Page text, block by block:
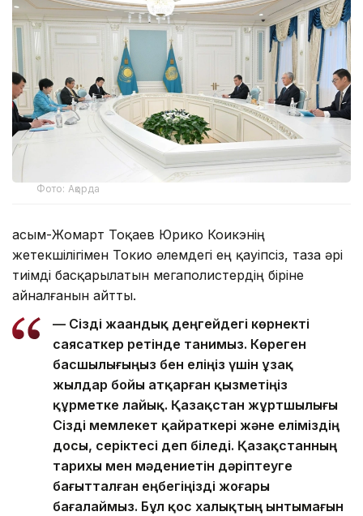
Фото: Ақорда
Қасым-Жомарт Тоқаев Юрико Коикэнің
жетекшілігімен Токио әлемдегі ең қауіпсіз, таза әрі
тиімді басқарылатын мегаполистердің біріне
айналғанын айтты.
— Сізді жаһандық деңгейдегі көрнекті
саясаткер ретінде танимыз. Көреген
басшылығыңыз бен еліңіз үшін ұзақ
жылдар бойы атқарған қызметіңіз
құрметке лайық. Қазақстан жұртшылығы
Сізді мемлекет қайраткері және еліміздің
досы, серіктесі деп біледі. Қазақстанның
тарихы мен мәдениетін дәріптеуге
бағытталған еңбегіңізді жоғары
бағалаймыз. Бұл қос халықтың ынтымағын